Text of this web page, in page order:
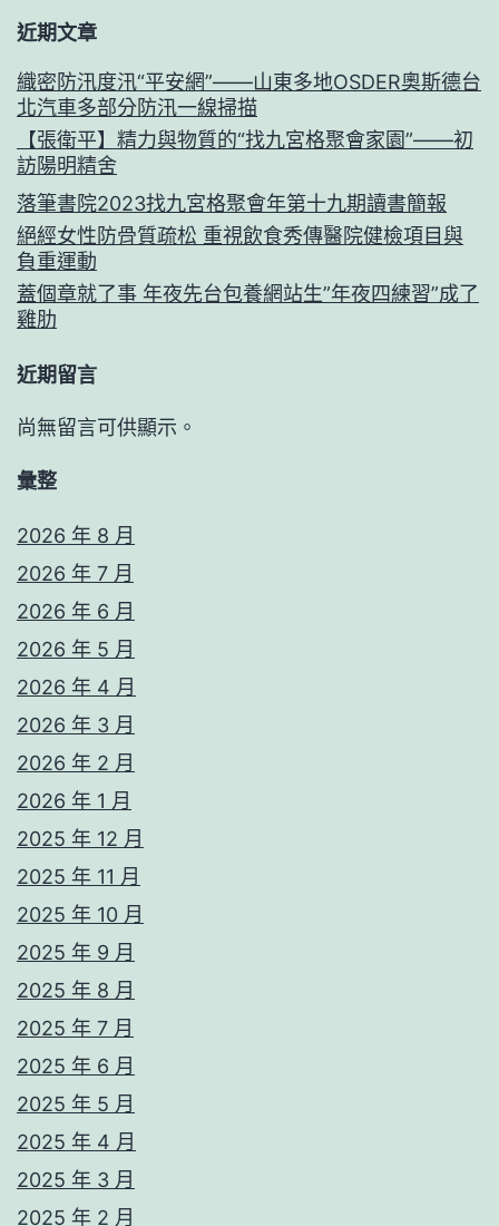
近期文章
織密防汛度汛“平安網”——山東多地OSDER奧斯德台
北汽車多部分防汛一線掃描
【張衛平】精力與物質的“找九宮格聚會家園”——初
訪陽明精舍
落筆書院2023找九宮格聚會年第十九期讀書簡報
絕經女性防骨質疏松 重視飲食秀傳醫院健檢項目與
負重運動
蓋個章就了事 年夜先台包養網站生”年夜四練習”成了
雞肋
近期留言
尚無留言可供顯示。
彙整
2026 年 8 月
2026 年 7 月
2026 年 6 月
2026 年 5 月
2026 年 4 月
2026 年 3 月
2026 年 2 月
2026 年 1 月
2025 年 12 月
2025 年 11 月
2025 年 10 月
2025 年 9 月
2025 年 8 月
2025 年 7 月
2025 年 6 月
2025 年 5 月
2025 年 4 月
2025 年 3 月
2025 年 2 月